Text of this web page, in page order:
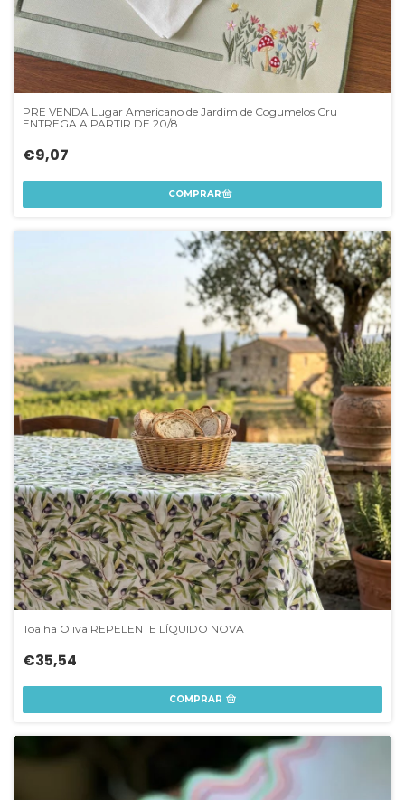
PRE VENDA Lugar Americano de Jardim de Cogumelos Cru
ENTREGA A PARTIR DE 20/8
€9,07
Toalha Oliva REPELENTE LÍQUIDO NOVA
€35,54
COMPRAR